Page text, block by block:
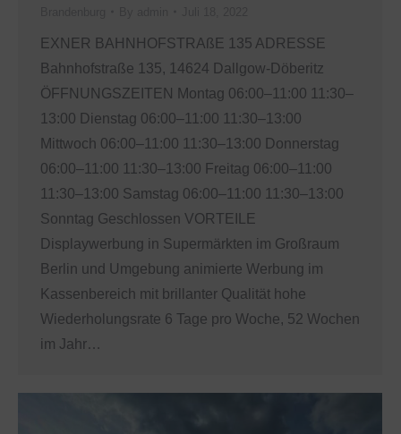
EXNER BAHNHOFSTRAßE 135 ADRESSE
Bahnhofstraße 135, 14624 Dallgow-Döberitz
ÖFFNUNGSZEITEN Montag 06:00–11:00 11:30–
13:00 Dienstag 06:00–11:00 11:30–13:00
Mittwoch 06:00–11:00 11:30–13:00 Donnerstag
06:00–11:00 11:30–13:00 Freitag 06:00–11:00
11:30–13:00 Samstag 06:00–11:00 11:30–13:00
Sonntag Geschlossen VORTEILE
Displaywerbung in Supermärkten im Großraum
Berlin und Umgebung animierte Werbung im
Kassenbereich mit brillanter Qualität hohe
Wiederholungsrate 6 Tage pro Woche, 52 Wochen
im Jahr…